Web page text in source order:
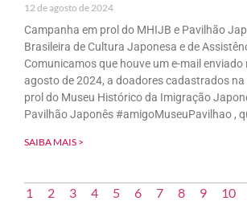
12 de agosto de 2024
Campanha em prol do MHIJB e Pavilhão
Brasileira de Cultura Japonesa e de
Comunicamos que houve um e-mail enviado
agosto de 2024, a doadores cadastrados
prol do Museu Histórico da Imigração
Pavilhão Japonês #amigoMuseuPavilhao ,
SAIBA MAIS >
1 2 3 4 5 6 7 8 9 10